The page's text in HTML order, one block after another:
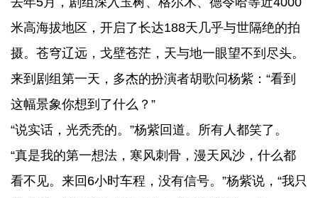
米高海拔地区，开启了长达188天几乎与世隔绝的拍
摄。苍穹辽远，戈壁苍茫，天与地一眼望不到尽头。
来到剧组第一天，多杰的扮演者胡歌问杨紫：“看到
这幅景象你想到了什么？”
“说实话，光秃秃的。”杨紫回道。所有人都笑了。
“真是我的第一想法，寒风刺骨，漫天风沙，什么都
看不见。来回6小时车程，没有信号。”杨紫说，“我只